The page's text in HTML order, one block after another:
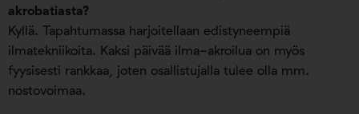
akrobatiasta?
Kyllä. Tapahtumassa harjoitellaan edistyneempiä
ilmatekniikoita. Kaksi päivää ilma-akroilua on myös
fyysisesti rankkaa, joten osallistujalla tulee olla mm.
nostovoimaa.